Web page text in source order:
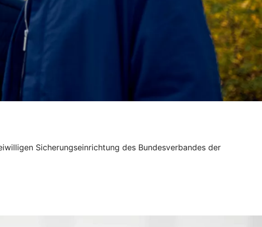
Sicherungseinrichtung des Bundesverbandes der